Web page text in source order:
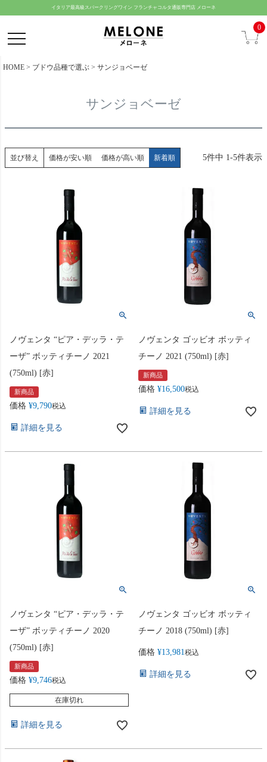
イタリア最高級スパークリングワイン フランチャコルタ通販専門店 メローネ
0
HOME ブドウ品種で選ぶ サンジョベーゼ
サンジョベーゼ
並び替え 価格が安い順 価格が高い順 新着順 5件中 1-5件表示
ノヴェンタ “ピア・デッラ・テ
ーザ” ボッティチーノ 2021
(750ml) [赤]
新商品
価格 ¥9,790税込
詳細を見る
ノヴェンタ ゴッビオ ボッティ
チーノ 2021 (750ml) [赤]
新商品
価格 ¥16,500税込
詳細を見る
ノヴェンタ “ピア・デッラ・テ
ーザ” ボッティチーノ 2020
(750ml) [赤]
新商品
価格 ¥9,746税込
在庫切れ
詳細を見る
ノヴェンタ ゴッビオ ボッティ
チーノ 2018 (750ml) [赤]
価格 ¥13,981税込
詳細を見る
ジト
ップ